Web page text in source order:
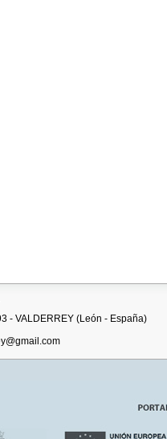
- VALDERREY (León - España)